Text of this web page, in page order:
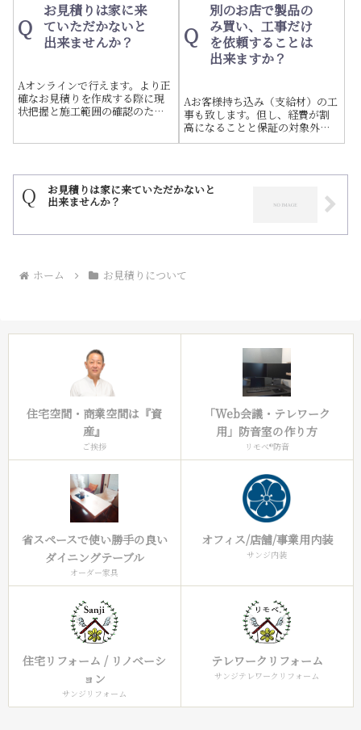
Q
お見積りは家に来
ていただかないと
出来ませんか？
Aオンラインで行えます。より正
確なお見積りを作成する際に現
状把握と施工範囲の確認のため
Q
別のお店で製品の
み買い、工事だけ
を依頼することは
出来ますか？
Aお客様持ち込み（支給材）の工
事も致します。但し、経費が割
高になることと保証の対象外に
なり、如何なる場合でも製品の
心ください。施主様支給材の工
事について
Q お見積りは家に来ていただかないと
出来ませんか？
ホーム お見積りについて
住宅空間・商業空間は『資
産』
ご挨拶
「Web会議・テレワーク
用」防音室の作り方
リモべ®︎防音
省スペースで使い勝手の良い
ダイニングテーブル
オーダー家具
オフィス/店舗/事業用内装
サンジ内装
住宅リフォーム / リノベーシ
ョン
サンジリフォーム
テレワークリフォーム
サンジテレワークリフォーム